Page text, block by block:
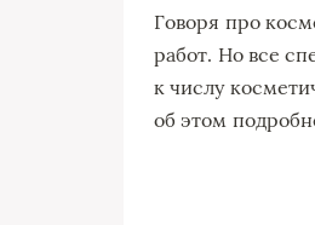
Говоря про
работ. Но все
к числу
об этом